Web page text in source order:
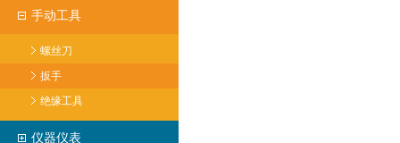
手动工具
螺丝刀
扳手
绝缘工具
仪器仪表